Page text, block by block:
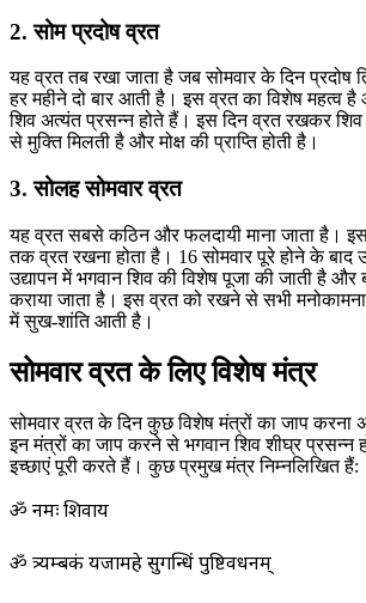
2. सोम प्रदोष व्रत
यह व्रत तब रखा जाता है जब सोमवार के दिन प्रदोष
हर महीने दो बार आती है। इस व्रत का विशेष महत्व
शिव अत्यंत प्रसन्न होते हैं। इस दिन व्रत रखकर
से मुक्ति मिलती है और मोक्ष की प्राप्ति होती है।
3. सोलह सोमवार व्रत
यह व्रत सबसे कठिन और फलदायी माना जाता है।
तक व्रत रखना होता है। 16 सोमवार पूरे होने के बाद
उद्यापन में भगवान शिव की विशेष पूजा की जाती है और
कराया जाता है। इस व्रत को रखने से सभी
में सुख-शांति आती है।
सोमवार व्रत के लिए विशेष मंत्र
सोमवार व्रत के दिन कुछ विशेष मंत्रों का जाप करना
इन मंत्रों का जाप करने से भगवान शिव शीघ्र प्रसन्न
इच्छाएं पूरी करते हैं। कुछ प्रमुख मंत्र निम्नलिखित हैं:
ॐ नमः शिवाय
ॐ त्र्यम्बकं यजामहे सुगन्धिं पुष्टिवर्धनम्